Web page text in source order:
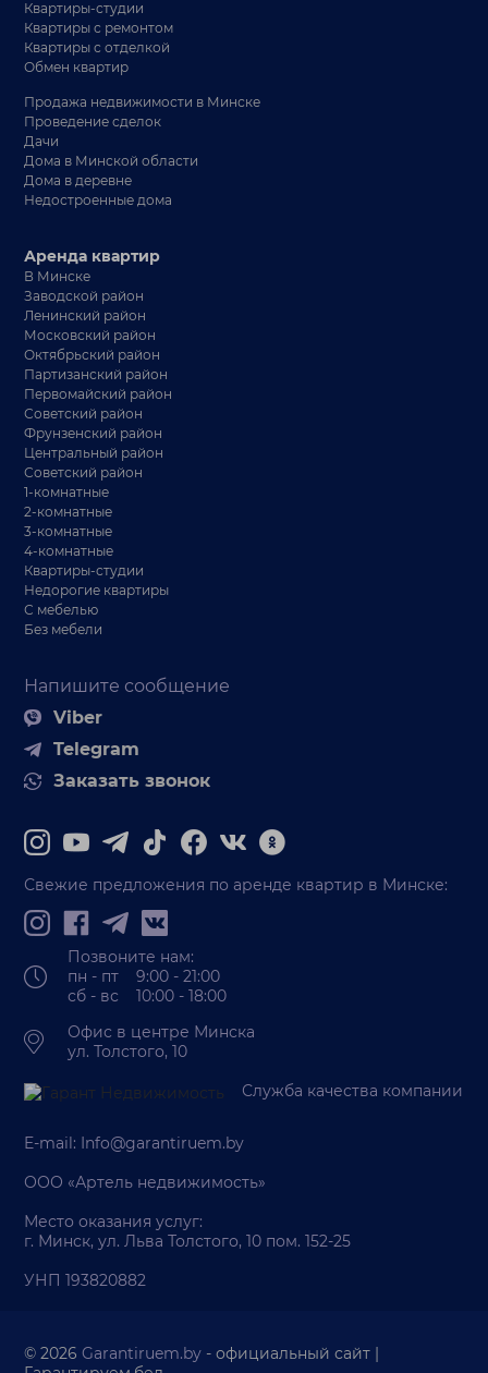
Квартиры-студии
Квартиры с ремонтом
Квартиры с отделкой
Обмен квартир
Продажа недвижимости в Минске
Проведение сделок
Дачи
Дома в Минской области
Дома в деревне
Недостроенные дома
Напишите сообщение
Viber
Telegram
Заказать звонок
Аренда квартир
В Минске
Заводской район
Ленинский район
Московский район
Октябрьский район
Партизанский район
Первомайский район
Советский район
Фрунзенский район
Центральный район
Советский район
1-комнатные
2-комнатные
3-комнатные
4-комнатные
Квартиры-студии
Недорогие квартиры
С мебелью
Без мебели
Свежие предложения по аренде квартир в Минске:
Позвоните нам:
пн - пт 9:00 - 21:00
сб - вс 10:00 - 18:00
Офис в центре Минска
ул. Толстого, 10
Служба качества компании
E-mail: Info@garantiruem.by
ООО «Артель недвижимость»
Место оказания услуг:
г. Минск, ул. Льва Толстого, 10 пом. 152-25
УНП 193820882
© 2026Garantiruem.by - официальный сайт |